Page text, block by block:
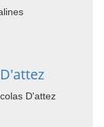
D'attez